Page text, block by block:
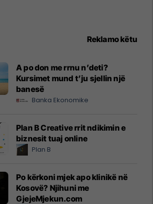
Reklamo këtu
A po don me rrnu n’deti?
Kursimet mund t’ju sjellin një
banesë
Banka Ekonomike
Plan B Creative rrit ndikimin e
biznesit tuaj online
Plan B
Po kërkoni mjek apo klinikë në
Kosovë? Njihuni me
GjejeMjekun.com